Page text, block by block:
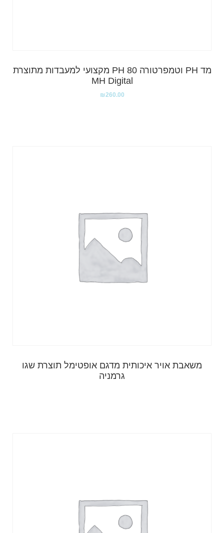
מד PH וטמפרטורה 80 PH מקצועי למעבדות מתוצרת
MH Digital
₪260.00
משאבת אויר איכותית מדגם אופטימל תוצרת שגו
גרמניה